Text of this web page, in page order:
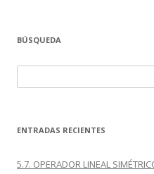
BÚSQUEDA
ENTRADAS RECIENTES
5.7. OPERADOR LINEAL